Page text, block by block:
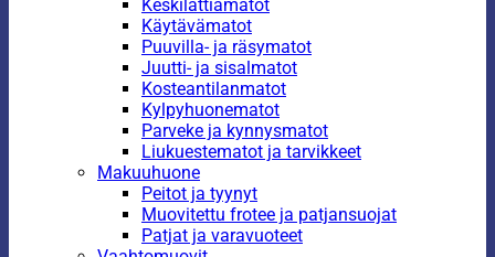
Keskilattiamatot
Käytävämatot
Puuvilla- ja räsymatot
Juutti- ja sisalmatot
Kosteantilanmatot
Kylpyhuonematot
Parveke ja kynnysmatot
Liukuestematot ja tarvikkeet
Makuuhuone
Peitot ja tyynyt
Muovitettu frotee ja patjansuojat
Patjat ja varavuoteet